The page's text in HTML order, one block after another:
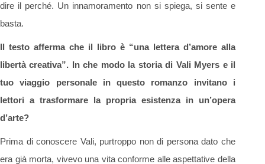
dire il perché. Un innamoramento non si spiega, si sente e
basta.
Il testo afferma che il libro è “una lettera d’amore alla
libertà creativa”. In che modo la storia di Vali Myers e il
tuo viaggio personale in questo romanzo invitano i
lettori a trasformare la propria esistenza in un’opera
d’arte?
Prima di conoscere Vali, purtroppo non di persona dato che
era già morta, vivevo una vita conforme alle aspettative della